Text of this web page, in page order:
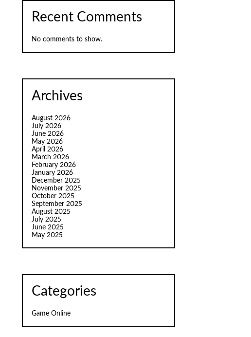
Recent Comments
No comments to show.
Archives
August 2026
July 2026
June 2026
May 2026
April 2026
March 2026
February 2026
January 2026
December 2025
November 2025
October 2025
September 2025
August 2025
July 2025
June 2025
May 2025
Categories
Game Online